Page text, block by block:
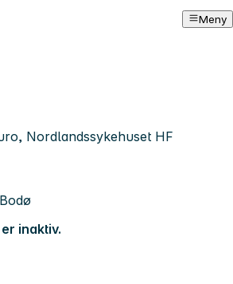
Meny
Nordlandssykehuset HF
inaktiv.